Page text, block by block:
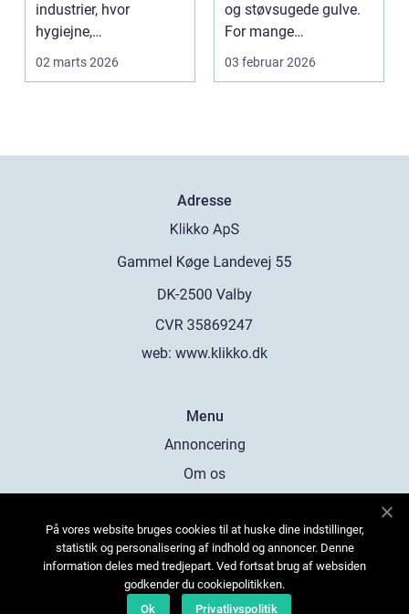
industrier, hvor
hygiejne,
driftssikkerhed ...
02 marts 2026
og støvsugede gulve.
For mange
virksomheder i
03 februar 2026
Adresse
web: www.klikko.dk
Menu
Annoncering
Om os
Kontakt os
Sitemap
På vores website bruges cookies til at huske dine indstillinger,
statistik og personalisering af indhold og annoncer. Denne
information deles med tredjepart. Ved fortsat brug af websiden
godkender du cookiepolitikken.
Ok
Privatlivspolitik